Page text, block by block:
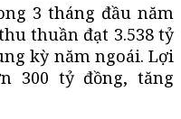
3 tháng đầu năm
thuần đạt 3.538 tỷ
kỳ năm ngoái. Lợi
300 tỷ đồng, tăng